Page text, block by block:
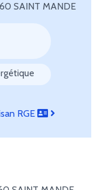
SAINT MANDE
RGE